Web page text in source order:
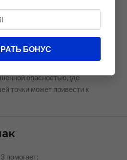
к узлам, требующим текущего
особенно важно в крупных
опасностью, где
точки может привести к
помогает:
БОНУС